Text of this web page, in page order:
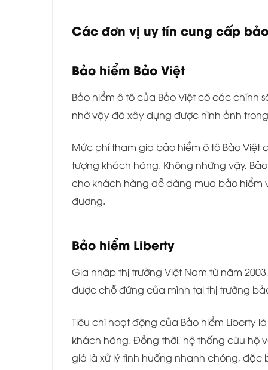
Các đơn vị uy tín cung cấp
Bảo hiểm Bảo Việt
Bảo hiểm ô tô của Bảo Việt có các
nhờ vậy đã xây dựng được hình ảnh
Mức phí tham gia bảo hiểm ô tô Bảo
tượng khách hàng. Không những vậy,
cho khách hàng dễ dàng mua bảo hiểm
đương.
Bảo hiểm Liberty
Gia nhập thị trường Việt Nam từ năm
được chỗ đứng của mình tại thị trường
Tiêu chí hoạt động của Bảo hiểm Liberty
khách hàng. Đồng thời, hệ thống cứu
giá là xử lý tình huống nhanh chóng,